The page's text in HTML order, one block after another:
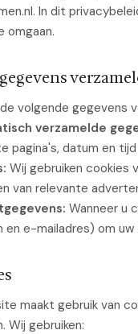
In dit
omgaan.
volgende gegevens
verzamelde
pagina's, datum en tijd
Wij gebruiken cookies
van relevante
Wanneer u
en e-mailadres) om
maakt gebruik van
Wij gebruiken: